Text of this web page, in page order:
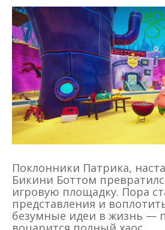
Поклонники Патрика,
Бикини Боттом
игровую площадку. Пора
представления и
безумные идеи в жизнь —